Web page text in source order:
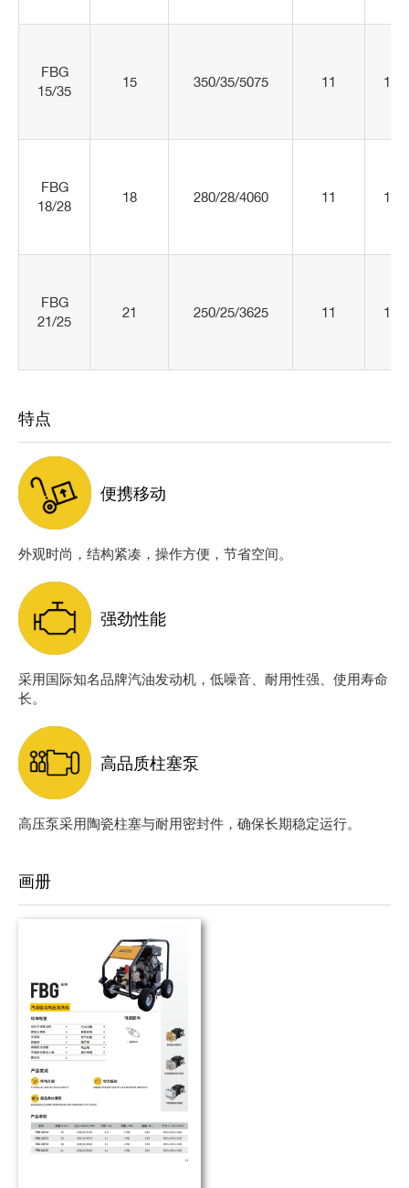
FBG
15/35
15 350/35/5075 11
FBG
18/28
18 280/28/4060 11
FBG
21/25
21 250/25/3625 11
特点
便携移动
外观时尚，结构紧凑，操作方便，节省空间。
强劲性能
采用国际知名品牌汽油发动机，低噪音、耐用性强、使用寿命
长。
高品质柱塞泵
高压泵采用陶瓷柱塞与耐用密封件，确保长期稳定运行。
画册